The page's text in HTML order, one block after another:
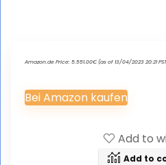
Amazon.de Price: 5.551.00€ (as of 13/04/2023 20:21
Bei Amazon kaufen
Add to
Add to